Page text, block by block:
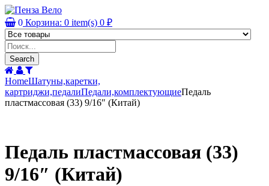
0 Корзина: 0 item(s) 0 ₽
Products
search
Search
HomeШатуны,каретки,
картриджи,педалиПедали,комплектующиеПедаль
пластмассовая (33) 9/16″ (Китай)
Педаль пластмассовая (33)
9/16″ (Китай)